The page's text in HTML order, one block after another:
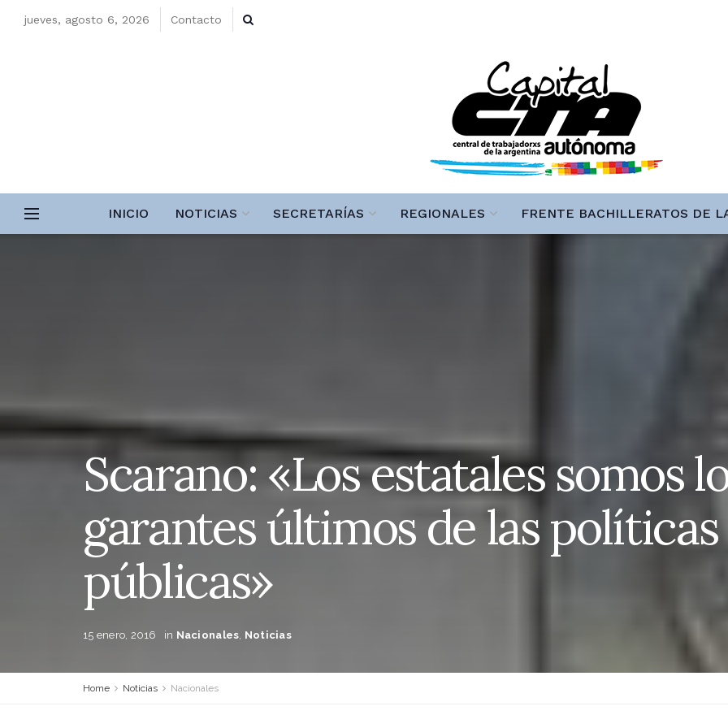
jueves, agosto 6, 2026 Contacto
INICIO NOTICIAS SECRETARÍAS REGIONALES FRENTE BACHILLERATOS DE
Scarano: «Los estatales somos
garantes últimos de las políticas
públicas»
15 enero, 2016 in Nacionales, Noticias
Home Noticias Nacionales